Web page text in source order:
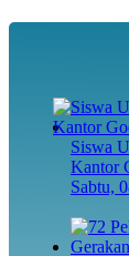
Siswa
Kantor
Sabtu,